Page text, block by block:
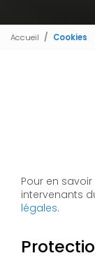
Accueil Cookies
Pour en
intervenants
légales.